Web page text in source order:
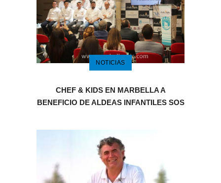
NOTICIAS
CHEF & KIDS EN MARBELLA A
BENEFICIO DE ALDEAS INFANTILES SOS